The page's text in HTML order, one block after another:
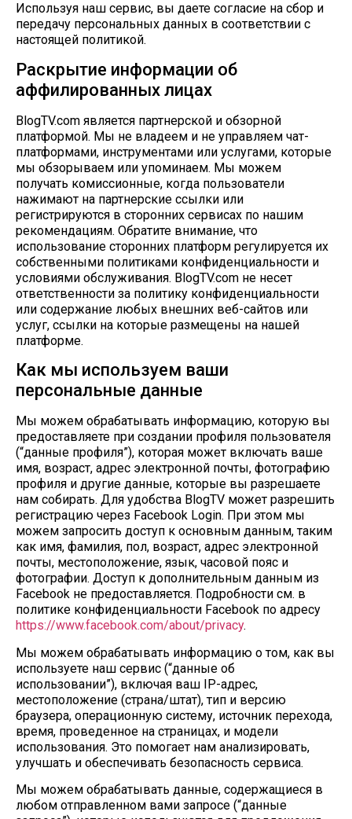
Используя наш сервис, вы даете согласие на сбор и
передачу персональных данных в соответствии с
настоящей политикой.
Раскрытие информации об
аффилированных лицах
BlogTV.com является партнерской и обзорной
платформой. Мы не владеем и не управляем чат-
платформами, инструментами или услугами, которые
мы обзорываем или упоминаем. Мы можем
получать комиссионные, когда пользователи
нажимают на партнерские ссылки или
регистрируются в сторонних сервисах по нашим
рекомендациям. Обратите внимание, что
использование сторонних платформ регулируется их
собственными политиками конфиденциальности и
условиями обслуживания. BlogTV.com не несет
ответственности за политику конфиденциальности
или содержание любых внешних веб-сайтов или
услуг, ссылки на которые размещены на нашей
платформе.
Как мы используем ваши
персональные данные
Мы можем обрабатывать информацию, которую вы
предоставляете при создании профиля пользователя
(“данные профиля”), которая может включать ваше
имя, возраст, адрес электронной почты, фотографию
профиля и другие данные, которые вы разрешаете
нам собирать. Для удобства BlogTV может разрешить
регистрацию через Facebook Login. При этом мы
можем запросить доступ к основным данным, таким
как имя, фамилия, пол, возраст, адрес электронной
почты, местоположение, язык, часовой пояс и
фотографии. Доступ к дополнительным данным из
Facebook не предоставляется. Подробности см. в
политике конфиденциальности Facebook по адресу
https://www.facebook.com/about/privacy.
Мы можем обрабатывать информацию о том, как вы
используете наш сервис (“данные об
использовании”), включая ваш IP-адрес,
местоположение (страна/штат), тип и версию
браузера, операционную систему, источник перехода,
время, проведенное на страницах, и модели
использования. Это помогает нам анализировать,
улучшать и обеспечивать безопасность сервиса.
Мы можем обрабатывать данные, содержащиеся в
любом отправленном вами запросе (“данные